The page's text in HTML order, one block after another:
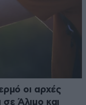
οι αρχές
Άλιμο και